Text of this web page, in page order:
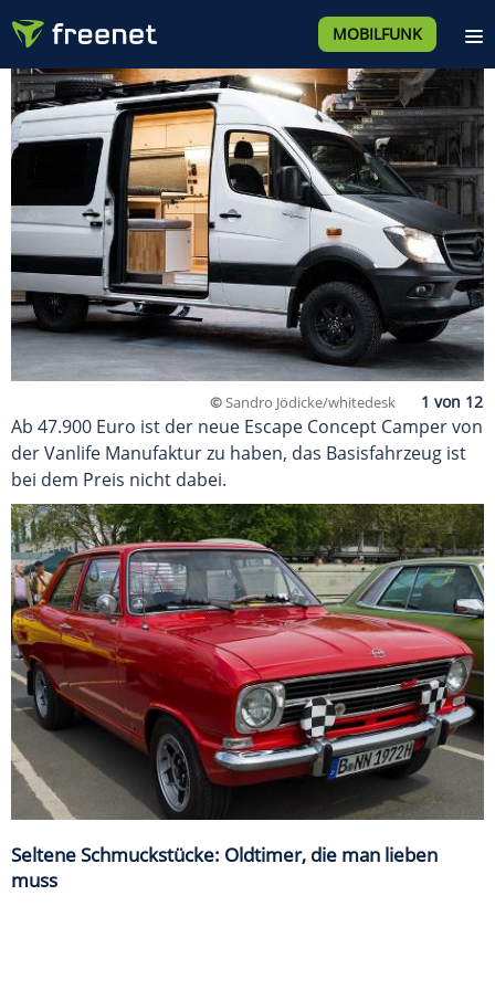
MOBILFUNK
©Sandro Jödicke/whitedesk
Ab 47.900 Euro ist der neue Escape Concept Camper von
der Vanlife Manufaktur zu haben, das Basisfahrzeug ist
bei dem Preis nicht dabei.
Seltene Schmuckstücke: Oldtimer, die man lieben
muss